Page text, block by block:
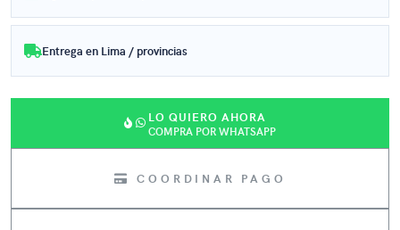
Entrega en Lima / provincias
LO QUIERO AHORA
COMPRA POR WHATSAPP
COORDINAR PAGO